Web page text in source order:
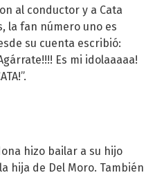
al conductor y a Cata
la fan número uno es
su cuenta escribió:
Es mi idolaaaaa!
hizo bailar a su hijo
hija de Del Moro. También